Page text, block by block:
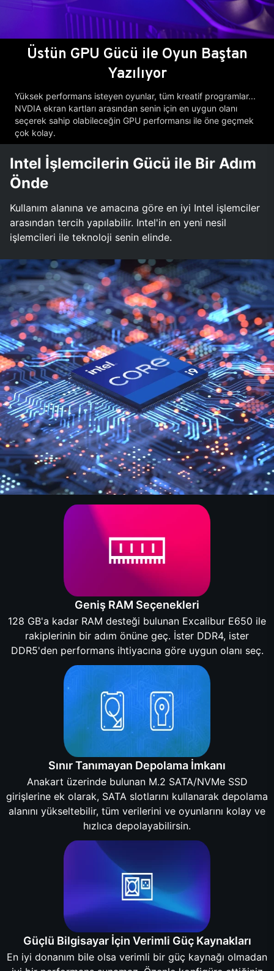
Üstün GPU Gücü ile Oyun Baştan
Yazılıyor
Yüksek performans isteyen oyunlar, tüm kreatif programlar...
NVDIA ekran kartları arasından senin için en uygun olanı
seçerek sahip olabileceğin GPU performansı ile öne geçmek
çok kolay.
Intel İşlemcilerin Gücü ile Bir Adım
Önde
Kullanım alanına ve amacına göre en iyi Intel işlemciler
arasından tercih yapılabilir. Intel'in en yeni nesil
işlemcileri ile teknoloji senin elinde.
Geniş RAM Seçenekleri
128 GB'a kadar RAM desteği bulunan Excalibur E650 ile
rakiplerinin bir adım önüne geç. İster DDR4, ister
DDR5'den performans ihtiyacına göre uygun olanı seç.
Sınır Tanımayan Depolama İmkanı
Anakart üzerinde bulunan M.2 SATA/NVMe SSD
girişlerine ek olarak, SATA slotlarını kullanarak depolama
alanını yükseltebilir, tüm verilerini ve oyunlarını kolay ve
hızlıca depolayabilirsin.
Güçlü Bilgisayar İçin Verimli Güç Kaynakları
En iyi donanım bile olsa verimli bir güç kaynağı olmadan